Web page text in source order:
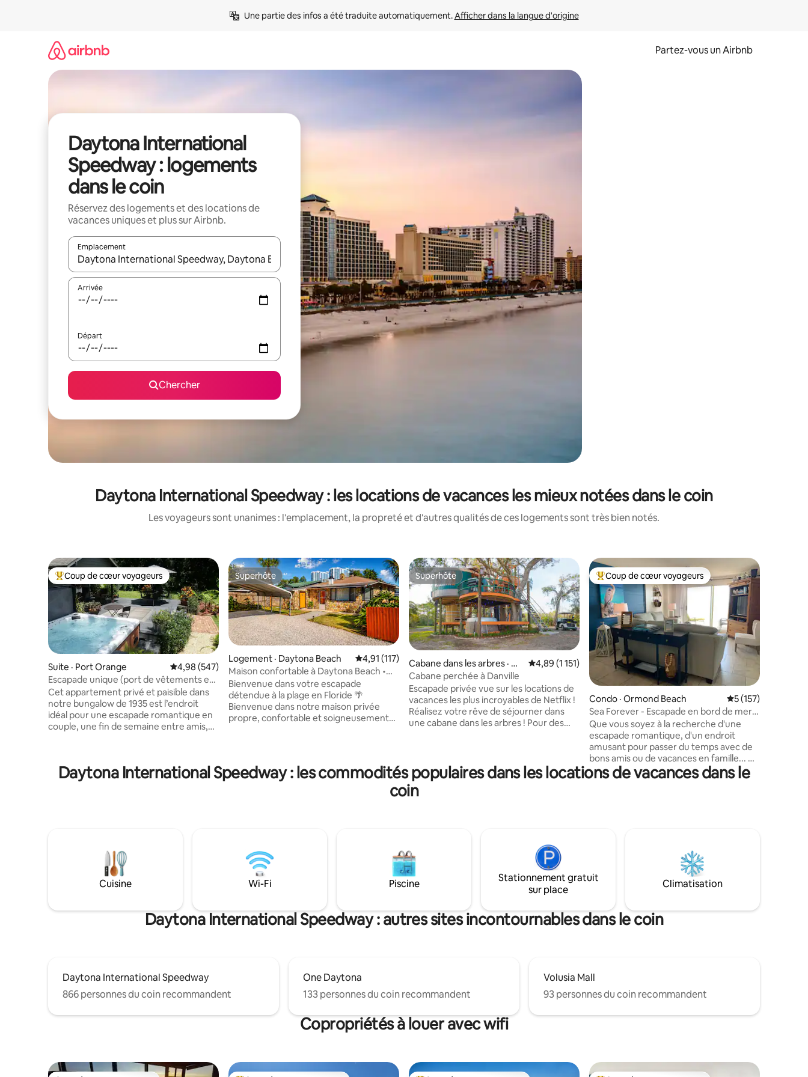
Une partie des infos a été traduite automatiquement. Afficher dans la langue d'origine
Partez-vous un Airbnb
Daytona International
Speedway : logements
dans le coin
Réservez des logements et des locations de
vacances uniques et plus sur Airbnb.
Emplacement
Quand les résultats sont affichés, parcourez-les en utilisant les flèches vers le haut et vers le bas, ou en appuyant dessus et en les faisant glisser.
Arrivée
Départ
Chercher
Daytona International Speedway : les locations de vacances les mieux notées dans le coin
Les voyageurs sont unanimes : l'emplacement, la propreté et d'autres qualités de ces logements sont très bien notés.
Coup de cœur voyageurs parmi les plus aimés
Coup de cœur voyageurs
Suite · Port Orange Note moyenne de 4,98 sur 5, 547 commentaires
4,98 (547)
Escapade unique (port de vêtements en
option)
Cet appartement privé et paisible dans
notre bungalow de 1935 est l’endroit
idéal pour une escapade romantique en
couple, une fin de semaine entre amis,
balnéaire autrement animée. Il s’agit d’un
logement où les vêtements sont
courant des éléments décrits dans notre
annonce. Veuillez choisir le nombre
exact d’invités (des frais
supplémentaires s’appliquent au-delà de
Superhôte
Superhôte
Logement · Daytona Beach Note moyenne de 4,91 sur 5, 117 commentaires
4,91 (117)
Maison confortable à Daytona Beach •
Cour clôturée • Animaux acceptés
Bienvenue dans votre escapade
détendue à la plage en Floride 🌴
Bienvenue dans notre maison privée
propre, confortable et soigneusement
ici pour une escapade à la plage, pour
rendre visite à votre famille, pour
avec des animaux de compagnie. Un
excellent logement pour créer de
nouveaux souvenirs en famille!
Superhôte
Superhôte
Cabane dans les arbres · Ge
neva
Note moyenne de 4,89 sur 5, 1 151 commentaires
4,89 (1 151)
Cabane perchée à Danville
Escapade privée vue sur les locations de
vacances les plus incroyables de Netflix !
Réalisez votre rêve de séjourner dans
une cabane dans les arbres ! Pour des
cabane dans les arbres a un ascenseur à
tronc d'arbre, une douche privée, la
climatisation et de vraies toilettes à
l'ambiance de vivre dans les arbres par
une nuit étoilée. Danville est une
expérience glamping.
Coup de cœur voyageurs parmi les plus aimés
Coup de cœur voyageurs
Condo · Ormond Beach Note moyenne de
5 (157)
Sea Forever - Escapade en bord de mer à
Ormond Beach
Que vous soyez à la recherche d'une
escapade romantique, d'un endroit
amusant pour passer du temps avec de
bons amis ou de vacances en famille... Ne
cherchez pas plus loin, vous avez trouvé
l'endroit idéal. Venez séjourner à « Sea
magasins et certains des meilleurs
restaurants de fruits de mer de la région.
Profitez des levers de soleil les plus
spectaculaires de la côte est. Réservez
l'avoir fait.
Daytona International Speedway : les commodités populaires dans les locations de vacances dans le
coin
Cuisine Wi-Fi Piscine
Stationnement gratuit
sur place
Climatisation
Daytona International Speedway : autres sites incontournables dans le coin
Daytona International Speedway
866 personnes du coin recommandent
One Daytona
133 personnes du coin recommandent
Volusia Mall
93 personnes du coin recommandent
Copropriétés à louer avec wifi